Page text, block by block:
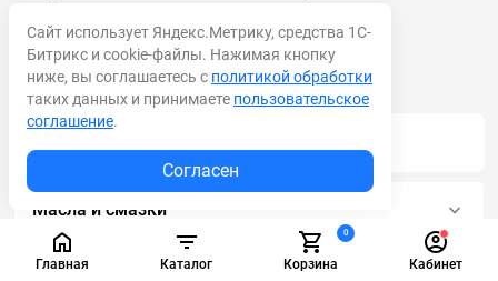
Главная Каталог
0
Корзина Кабинет
Масла и смазки
Режущий инструмент
Сайт использует Яндекс.Метрику, средства 1С-
Битрикс и cookie-файлы. Нажимая кнопку
ниже, вы соглашаетесь с политикой обработки
таких данных и принимаете пользовательское
соглашение.
Согласен